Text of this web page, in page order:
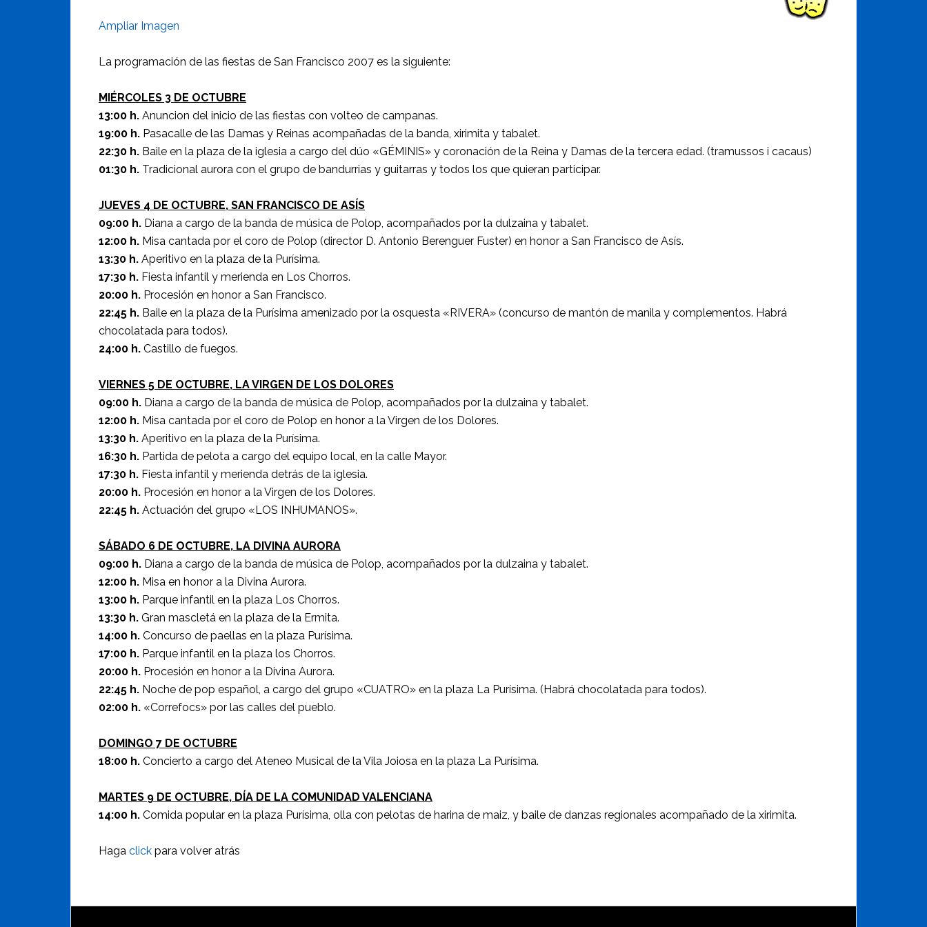
Ampliar Imagen
La programación de las fiestas de San Francisco 2007 es la siguiente:
MIÉRCOLES 3 DE OCTUBRE
13:00 h. Anuncion del inicio de las fiestas con volteo de campanas.
19:00 h. Pasacalle de las Damas y Reinas acompañadas de la banda, xirimita y tabalet.
22:30 h. Baile en la plaza de la iglesia a cargo del dúo «GÉMINIS» y coronación de la Reina y Damas de la tercera edad. (tramussos i cacaus)
01:30 h. Tradicional aurora con el grupo de bandurrias y guitarras y todos los que quieran participar.
JUEVES 4 DE OCTUBRE, SAN FRANCISCO DE ASÍS
09:00 h. Diana a cargo de la banda de música de Polop, acompañados por la dulzaina y tabalet.
12:00 h. Misa cantada por el coro de Polop (director D. Antonio Berenguer Fuster) en honor a San Francisco de Asís.
13:30 h. Aperitivo en la plaza de la Purísima.
17:30 h. Fiesta infantil y merienda en Los Chorros.
20:00 h. Procesión en honor a San Francisco.
22:45 h. Baile en la plaza de la Purísima amenizado por la osquesta «RIVERA» (concurso de mantón de manila y complementos. Habrá
chocolatada para todos).
24:00 h. Castillo de fuegos.
VIERNES 5 DE OCTUBRE, LA VIRGEN DE LOS DOLORES
09:00 h. Diana a cargo de la banda de música de Polop, acompañados por la dulzaina y tabalet.
12:00 h. Misa cantada por el coro de Polop en honor a la Virgen de los Dolores.
13:30 h. Aperitivo en la plaza de la Purísima.
16:30 h. Partida de pelota a cargo del equipo local, en la calle Mayor.
17:30 h. Fiesta infantil y merienda detrás de la iglesia.
20:00 h. Procesión en honor a la Virgen de los Dolores.
22:45 h. Actuación del grupo «LOS INHUMANOS».
SÁBADO 6 DE OCTUBRE, LA DIVINA AURORA
09:00 h. Diana a cargo de la banda de música de Polop, acompañados por la dulzaina y tabalet.
12:00 h. Misa en honor a la Divina Aurora.
13:00 h. Parque infantil en la plaza Los Chorros.
13:30 h. Gran mascletá en la plaza de la Ermita.
14:00 h. Concurso de paellas en la plaza Purísima.
17:00 h. Parque infantil en la plaza los Chorros.
20:00 h. Procesión en honor a la Divina Aurora.
22:45 h. Noche de pop español, a cargo del grupo «CUATRO» en la plaza La Purísima. (Habrá chocolatada para todos).
02:00 h. «Correfocs» por las calles del pueblo.
DOMINGO 7 DE OCTUBRE
18:00 h. Concierto a cargo del Ateneo Musical de la Vila Joiosa en la plaza La Purísima.
MARTES 9 DE OCTUBRE, DÍA DE LA COMUNIDAD VALENCIANA
14:00 h. Comida popular en la plaza Purísima, olla con pelotas de harina de maiz, y baile de danzas regionales acompañado de la xirimita.
Haga click para volver atrás